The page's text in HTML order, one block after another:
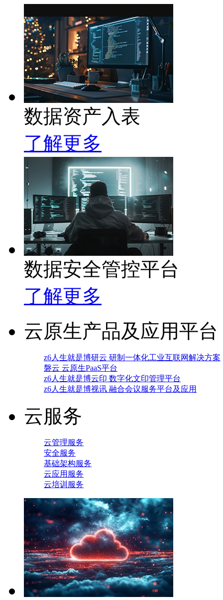
数据资产入表
了解更多
数据安全管控平台
了解更多
云原生产品及应用平台
z6人生就是博研云 研制一体化工业互联网解决方案
磐云 云原生PaaS平台
z6人生就是博云印 数字化文印管理平台
z6人生就是博视讯 融合会议服务平台及应用
云服务
云管理服务
安全服务
基础架构服务
云应用服务
云培训服务